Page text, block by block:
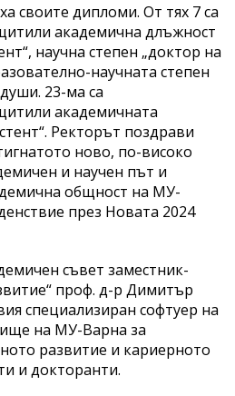
своите дипломи. От тях 7 са
академична длъжност
научна степен „доктор на
научната степен
23-ма са
академичната
Ректорът поздрави
ново, по-високо
и научен път и
общност на МУ-
през Новата 2024
съвет заместник-
проф. д-р Димитър
специализиран софтуер на
на МУ-Варна за
развитие и кариерното
и докторанти.